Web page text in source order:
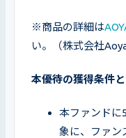
※商品の詳細は
い。（株式会社
本優待の獲得条件
本ファンドに
象に、ファン